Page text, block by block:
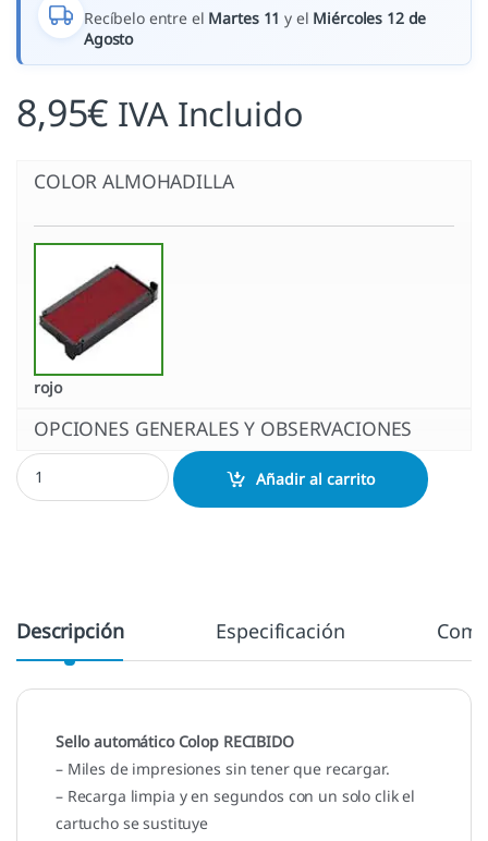
Recíbelo entre el Martes 11 y el Miércoles 12 de
Agosto
8,95€ IVA Incluido
COLOR ALMOHADILLA
rojo
OPCIONES GENERALES Y OBSERVACIONES
Fórmula Colop RECIBIDO cantidad
Añadir al carrito
Descripción Especificación
Sello automático Colop RECIBIDO
– Miles de impresiones sin tener que recargar.
– Recarga limpia y en segundos con un solo clik el
cartucho se sustituye